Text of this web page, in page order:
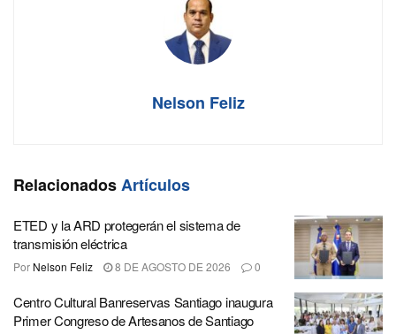
Nelson Feliz
RelacionadosArtículos
ETED y la ARD protegerán el sistema de
transmisión eléctrica
Por Nelson Feliz 8 DE AGOSTO DE 2026 0
Centro Cultural Banreservas Santiago inaugura
Primer Congreso de Artesanos de Santiago